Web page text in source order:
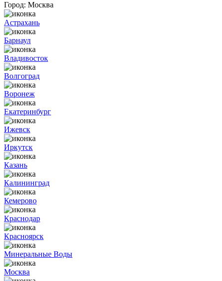
Город: Москва
Астрахань
Барнаул
Владивосток
Волгоград
Воронеж
Екатеринбург
Ижевск
Иркутск
Казань
Калининград
Кемерово
Краснодар
Красноярск
Минеральные Воды
Москва